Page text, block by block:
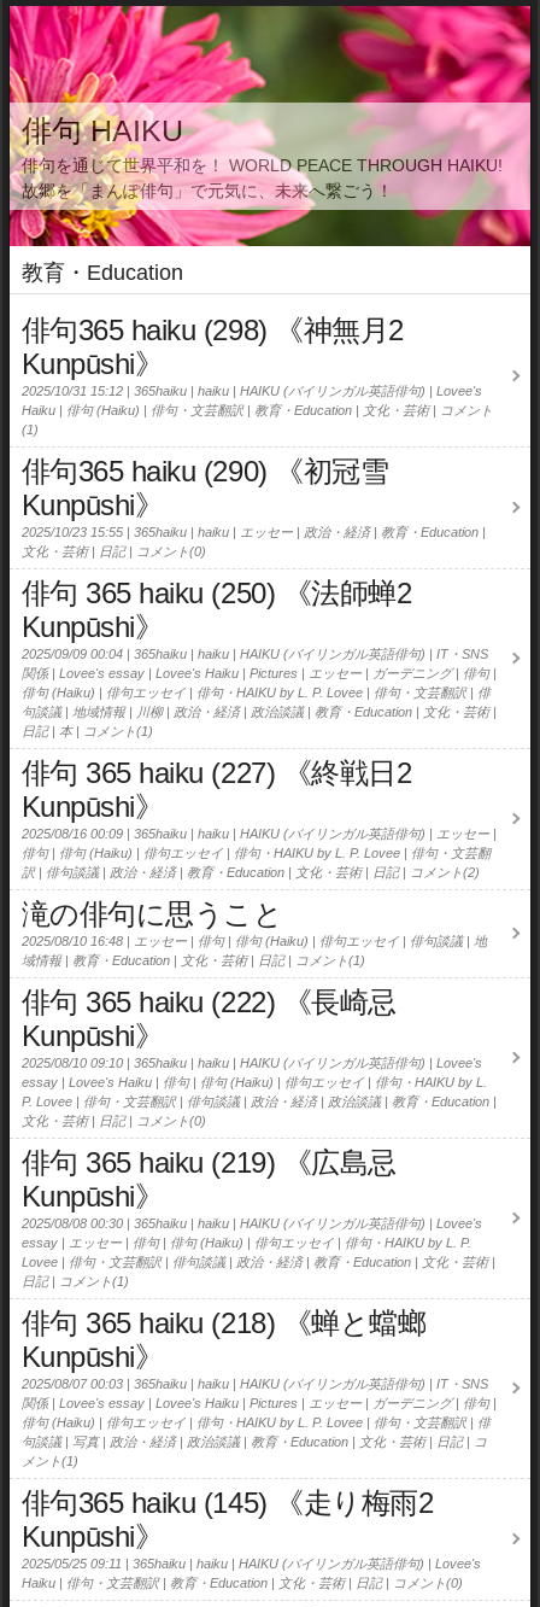
俳句 HAIKU
俳句を通じて世界平和を！ WORLD PEACE THROUGH HAIKU!
故郷を「まんぽ俳句」で元気に、未来へ繋ごう！
教育・Education
俳句365 haiku (298) 《神無月2
Kunpūshi》
2025/10/31 15:12 365haiku haiku HAIKU (バイリンガル英語俳句)
Lovee's
Haiku
俳句 (Haiku) 俳句・文芸翻訳 教育・Education 文化・芸術
コメント
(1)
俳句365 haiku (290) 《初冠雪
Kunpūshi》
2025/10/23 15:55 365haiku haiku エッセー 政治・経済
教育・Education
文化・芸術
日記 コメント(0)
俳句 365 haiku (250) 《法師蝉2
Kunpūshi》
2025/09/09 00:04 365haiku haiku HAIKU (バイリンガル英語俳句)
IT・SNS
関係
Lovee's essay Lovee's Haiku Pictures エッセー ガーデニング
俳句
俳句 (Haiku)
俳句エッセイ 俳句・HAIKU by L. P. Lovee 俳句・文芸翻訳
俳
句談議
地域情報 川柳 政治・経済 政治談議 教育・Education
文化・芸術
日記
本 コメント(1)
俳句 365 haiku (227) 《終戦日2
Kunpūshi》
2025/08/16 00:09 365haiku haiku HAIKU (バイリンガル英語俳句)
エッセー
俳句
俳句 (Haiku) 俳句エッセイ 俳句・HAIKU by L. P. Lovee
俳句・文芸翻
訳
俳句談議 政治・経済 教育・Education 文化・芸術 日記 コメント(2)
滝の俳句に思うこと
2025/08/10 16:48 エッセー 俳句 俳句 (Haiku) 俳句エッセイ 俳句談議
地
域情報
教育・Education 文化・芸術 日記 コメント(1)
俳句 365 haiku (222) 《長崎忌
Kunpūshi》
2025/08/10 09:10 365haiku haiku HAIKU (バイリンガル英語俳句)
Lovee's
essay
Lovee's Haiku 俳句 俳句 (Haiku) 俳句エッセイ
俳句・HAIKU by L.
P. Lovee
俳句・文芸翻訳 俳句談議 政治・経済 政治談議
教育・Education
文化・芸術
日記 コメント(0)
俳句 365 haiku (219) 《広島忌
Kunpūshi》
2025/08/08 00:30 365haiku haiku HAIKU (バイリンガル英語俳句)
Lovee's
essay
エッセー 俳句 俳句 (Haiku) 俳句エッセイ
俳句・HAIKU by L. P.
Lovee
俳句・文芸翻訳 俳句談議 政治・経済 教育・Education
文化・芸術
日記
コメント(1)
俳句 365 haiku (218) 《蝉と蟷螂
Kunpūshi》
2025/08/07 00:03 365haiku haiku HAIKU (バイリンガル英語俳句)
IT・SNS
関係
Lovee's essay Lovee's Haiku Pictures エッセー ガーデニング
俳句
俳句 (Haiku)
俳句エッセイ 俳句・HAIKU by L. P. Lovee 俳句・文芸翻訳
俳
句談議
写真 政治・経済 政治談議 教育・Education 文化・芸術 日記
コ
メント(1)
俳句365 haiku (145) 《走り梅雨2
Kunpūshi》
2025/05/25 09:11 365haiku haiku HAIKU (バイリンガル英語俳句)
Lovee's
Haiku
俳句・文芸翻訳 教育・Education 文化・芸術 日記 コメント(0)